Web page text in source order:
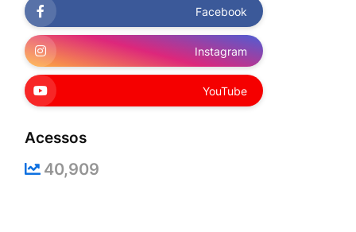
Facebook
Instagram
YouTube
Acessos
40,909